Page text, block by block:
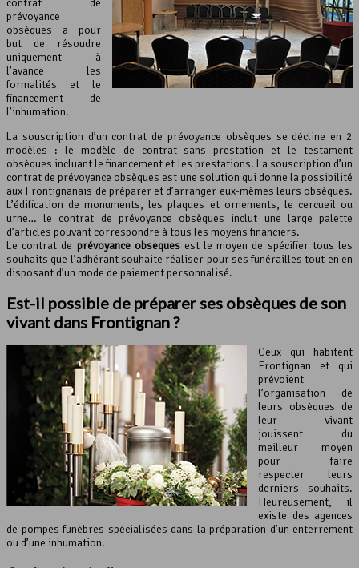
contrat de
prévoyance
obsèques a pour
but de résoudre
uniquement à
l’avance les
formalités et le
financement de
l’inhumation.
La souscription d’un contrat de prévoyance obsèques se décline en 2
modèles : le modèle de contrat sans prestation et le testament
obsèques incluant le financement et les prestations. La souscription d’un
contrat de prévoyance obsèques est une solution qui donne la possibilité
aux Frontignanais de préparer et d’arranger eux-mêmes leurs obsèques.
L’édification de monuments, les plaques et ornements, le cercueil ou
urne… le contrat de prévoyance obsèques inclut une large palette
d’articles pouvant correspondre à tous les moyens financiers.
Le contrat de prévoyance obsèquesest le moyen de spécifier tous les
souhaits que l’adhérant souhaite réaliser pour ses funérailles tout en en
disposant d’un mode de paiement personnalisé.
Est-il possible de préparer ses obsèques de son
vivant dans Frontignan ?
Ceux qui habitent
Frontignan et qui
prévoient
l’organisation de
leurs obsèques de
leur vivant
jouissent du
meilleur moyen
pour faire
respecter leurs
derniers souhaits.
Heureusement, il
existe des agences
de pompes funèbres spécialisées dans la préparation d’un enterrement
ou d’une inhumation.